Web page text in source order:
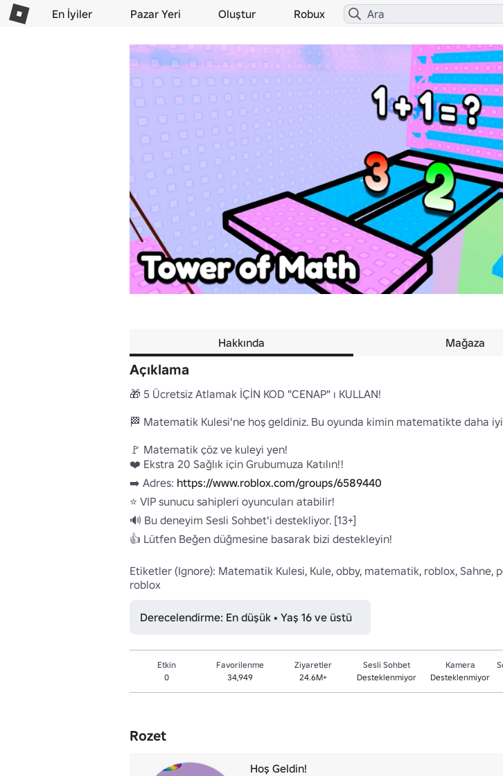
En İyiler Pazar Yeri Oluştur Robux
Hakkında Mağaza
Açıklama
🎁 5 Ücretsiz Atlamak İÇİN KOD "CENAP" ı KULLAN!
🏁 Matematik Kulesi'ne hoş geldiniz. Bu oyunda kimin matematikte daha
🚩 Matematik çöz ve kuleyi yen!
❤️ Ekstra 20 Sağlık için Grubumuza Katılın!!
➡️ Adres: https://www.roblox.com/groups/6589440
⭐ VIP sunucu sahipleri oyuncuları atabilir!
🔊 Bu deneyim Sesli Sohbet'i destekliyor. [13+]
👍 Lütfen Beğen düğmesine basarak bizi destekleyin!
Etiketler (Ignore): Matematik Kulesi, Kule, obby, matematik, roblox, Sahne,
roblox
Derecelendirme: En düşük • Yaş 16 ve üstü
Etkin
0
Favorilenme
34,949
Ziyaretler
24.6M+
Sesli Sohbet
Desteklenmiyor
Kamera
Desteklenmiyor
Rozet
Hoş Geldin!